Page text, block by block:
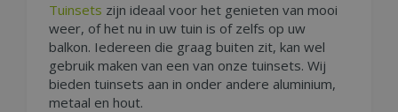
Tuinsets zijn ideaal voor het genieten van mooi
weer, of het nu in uw tuin is of zelfs op uw
balkon. Iedereen die graag buiten zit, kan wel
gebruik maken van een van onze tuinsets. Wij
bieden tuinsets aan in onder andere aluminium,
metaal en hout.